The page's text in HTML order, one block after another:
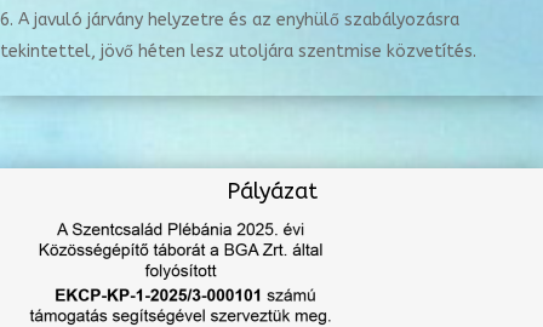
A javuló járvány helyzetre és az enyhülő szabályozásra
tekintettel, jövő héten lesz utoljára szentmise közvetítés.
Pályázat